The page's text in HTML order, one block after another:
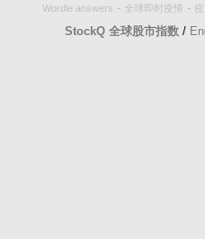
Wordle answers - 全球即时疫情 -
StockQ 全球股市指数 /